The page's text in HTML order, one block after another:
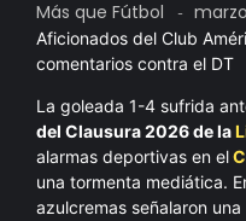
Más que Fútbol -
Aficionados del Club
comentarios contra el DT
La goleada 1-4 sufrida
del Clausura 2026 de la
alarmas deportivas en el
una tormenta mediática.
azulcremas señalaron